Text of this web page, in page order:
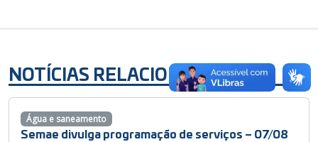
NOTÍCIAS RELACIONADAS
Semae divulga programação de serviços – 07/08
Água e saneamento